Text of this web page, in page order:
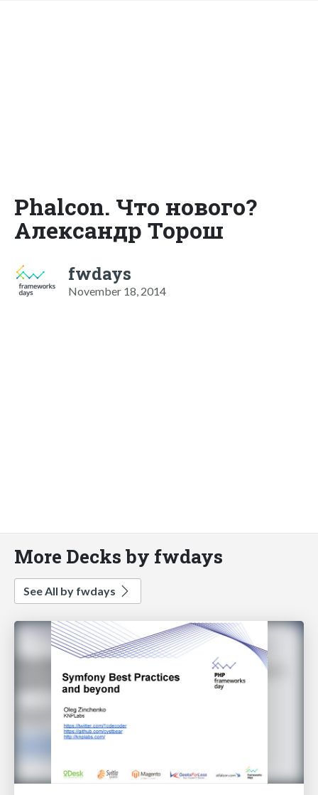
Phalcon. Что нового?
Александр Торош
fwdays
November 18, 2014
More Decks by fwdays
See All by fwdays